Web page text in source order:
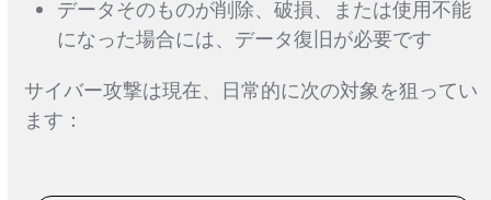
データそのものが削除、破損、または使用不能
になった場合には、データ復旧が必要です
サイバー攻撃は現在、日常的に次の対象を狙ってい
ます：